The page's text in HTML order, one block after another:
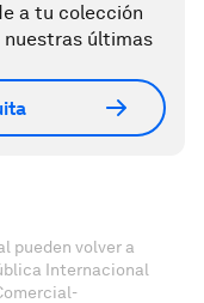
a tu colección
nuestras últimas
pueden volver a
Internacional